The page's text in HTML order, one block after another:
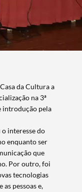
da Cultura a
na 3ª
introdução pela
interesse do
enquanto ser
que
Por outro, foi
tecnologias
pessoas e,